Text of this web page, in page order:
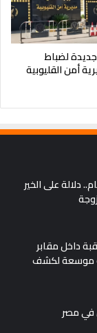
لضباط
أمن القليوبية
دلالة على الخير
داخل مقابر
موسعة لكشف
في مصر